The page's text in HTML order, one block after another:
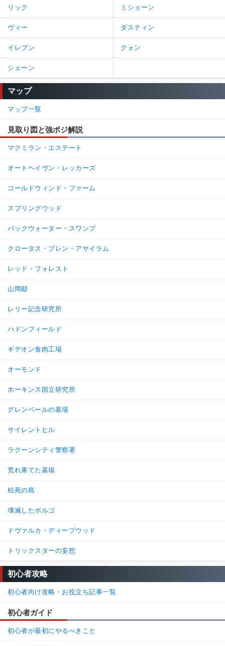
リック ミショーン
ヴィー ダスティン
イレブン クォン
シェーン
マップ
マップ一覧
見取り図と強ポジ解説
マクミラン・エステート
オートヘイヴン・レッカーズ
コールドウィンド・ファーム
スプリングウッド
バックウォーター・スワンプ
クロータス・プレン・アサイラム
レッド・フォレスト
山岡邸
レリー記念研究所
ハドンフィールド
ギデオン食肉工場
オーモンド
ホーキンス国立研究所
グレンベールの墓場
サイレントヒル
ラクーンシティ警察署
荒れ果てた墓場
枯死の島
壊滅したボルゴ
ドヴァルカ・ディープウッド
トリックスターの妄想
初心者攻略
初心者向け攻略・お役立ち記事一覧
初心者ガイド
初心者が最初にやるべきこと